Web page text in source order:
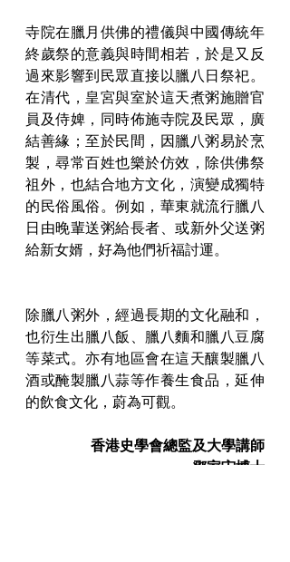
寺院在臘月供佛的禮儀與中國傳統年
終歲祭的意義與時間相若，於是又反
過來影響到民眾直接以臘八日祭祀。
在清代，皇宮與室於這天煮粥施贈官
員及侍婢，同時佈施寺院及民眾，廣
結善緣；至於民間，因臘八粥易於烹
製，尋常百姓也樂於仿效，除供佛祭
祖外，也結合地方文化，演變成獨特
的民俗風俗。例如，華東就流行臘八
日由晚輩送粥給長者、或新外父送粥
給新女婿，好為他們祈福討運。
除臘八粥外，經過長期的文化融和，
也衍生出臘八飯、臘八麵和臘八豆腐
等菜式。亦有地區會在這天釀製臘八
酒或醃製臘八蒜等作養生食品，延伸
的飲食文化，蔚為可觀。
香港史學會總監及大學講師
鄧家宙博士